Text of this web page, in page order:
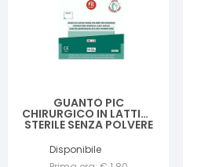
GUANTO PIC
CHIRURGICO IN LATTICE
STERILE SENZA POLVERE
Disponibile